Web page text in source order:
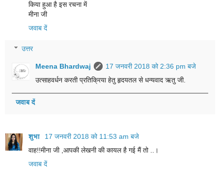
किया हुआ है इस रचना में
मीना जी
जवाब दें
उत्तर
Meena Bhardwaj
17 जनवरी 2018 को 2:36 pm बजे
उत्साह‎वर्धन करती प्रतिक्रिया‎ हेतु हृदयतल से धन्यवाद ऋतु जी.
जवाब दें
शुभा
17 जनवरी 2018 को 11:53 am बजे
वाह!!मीना जी ,आपकी लेखनी की कायल है गई मैं तो ..।
जवाब दें